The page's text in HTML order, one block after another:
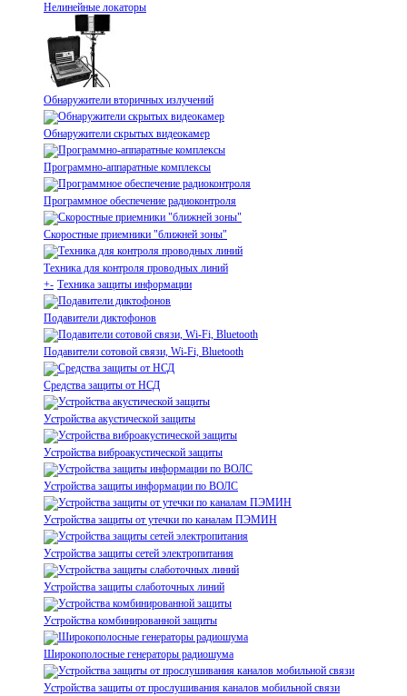
Нелинейные локаторы
Обнаружители вторичных излучений
Обнаружители скрытых видеокамер
Программно-аппаратные комплексы
Программное обеспечение радиоконтроля
Скоростные приемники "ближней зоны"
Техника для контроля проводных линий
+- Техника защиты информации
Подавители диктофонов
Подавители сотовой связи, Wi-Fi, Bluetooth
Средства защиты от НСД
Устройства акустической защиты
Устройства виброакустической защиты
Устройства защиты информации по ВОЛС
Устройства защиты от утечки по каналам ПЭМИН
Устройства защиты сетей электропитания
Устройства защиты слаботочных линий
Устройства комбинированной защиты
Широкополосные генераторы радиошума
Устройства защиты от прослушивания каналов мобильной связи